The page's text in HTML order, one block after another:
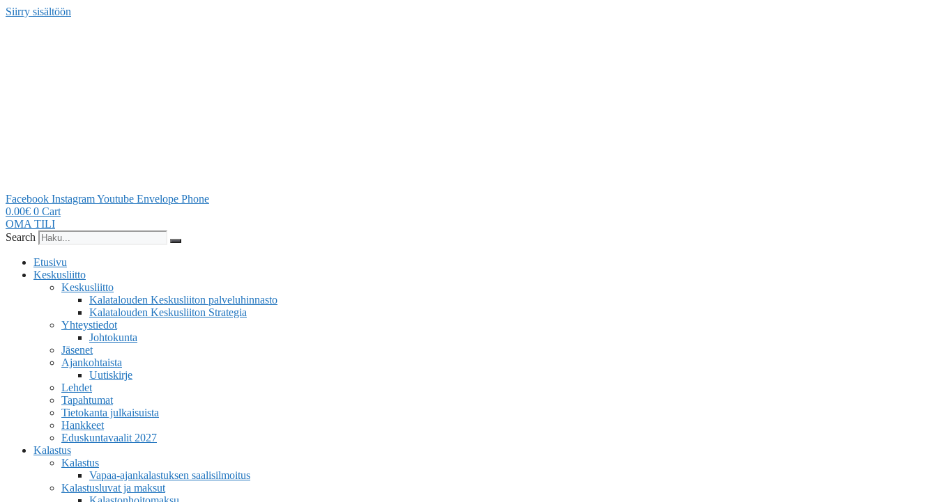
Siirry sisältöön
Facebook InstagramYoutube Envelope Phone
0.00€ 0 Cart
OMA TILI
Search
Etusivu
Keskusliitto
Keskusliitto
Kalatalouden Keskusliiton palveluhinnasto
Kalatalouden Keskusliiton Strategia
Yhteystiedot
Johtokunta
Jäsenet
Ajankohtaista
Uutiskirje
Lehdet
Tapahtumat
Tietokanta julkaisuista
Hankkeet
Eduskuntavaalit 2027
Kalastus
Kalastus
Vapaa-ajankalastuksen saalisilmoitus
Kalastusluvat ja maksut